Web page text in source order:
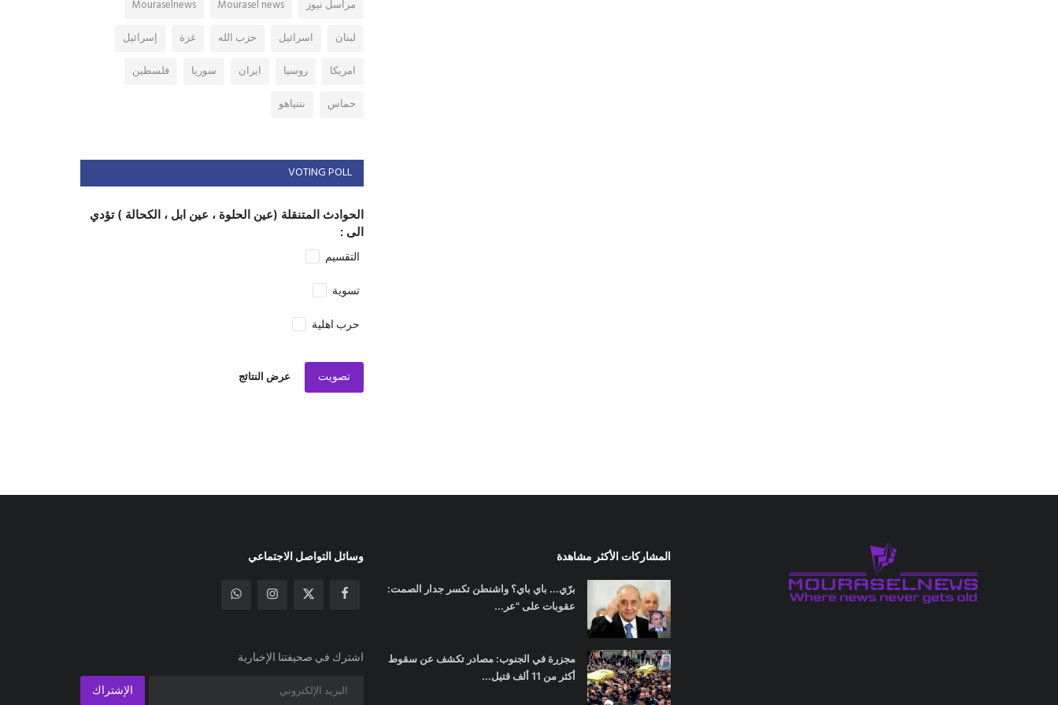
مراسل نيوز Mourasel news
Mouraselnews
لبنان
اسرائيل حزب الله غزة
إسرائيل
امريكا
روسيا ايران سوريا
فلسطين
حماس
نتنياهو
VOTING POLL
الحوادث المتنقلة (عين الحلوة ، عين ابل ، الكحالة ) تؤدي
الى :
التقسيم
تسوية
حرب اهلية
تصويت عرض النتائج
المشاركات الأكثر مشاهدة
برّي... باي باي؟ واشنطن تكسر جدار الصمت:
عقوبات على "عر...
مجزرة في الجنوب: مصادر تكشف عن سقوط
أكثر من 11 ألف قتيل...
وسائل التواصل الاجتماعي
اشترك في صحيفتنا الإخبارية
الإشتراك